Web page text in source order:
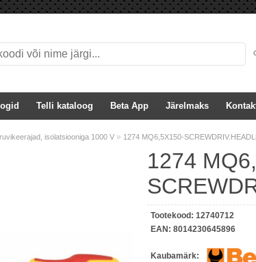
Telli kataloog Beta App Järelmaks
isolatsiooniga 1000 V » 1274 MQ6,5X150-
1274
Tootekood: 12740712
EAN: 8014230645896
Kaubamärk: